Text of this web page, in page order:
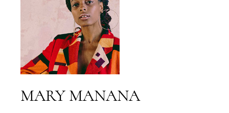
MARY MANANA